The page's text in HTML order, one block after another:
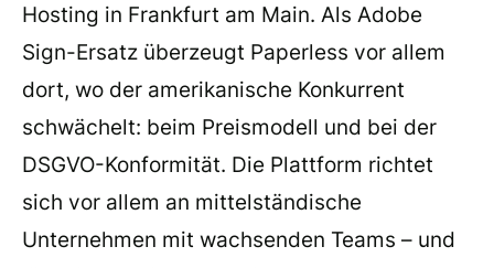
Hosting in Frankfurt am Main. Als Adobe
Sign-Ersatz überzeugt Paperless vor allem
dort, wo der amerikanische Konkurrent
schwächelt: beim Preismodell und bei der
DSGVO-Konformität. Die Plattform richtet
sich vor allem an mittelständische
Unternehmen mit wachsenden Teams – und